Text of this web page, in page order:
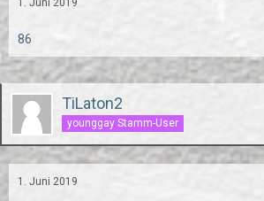
1. Juni 2019
86
TiLaton2
younggay Stamm-User
1. Juni 2019